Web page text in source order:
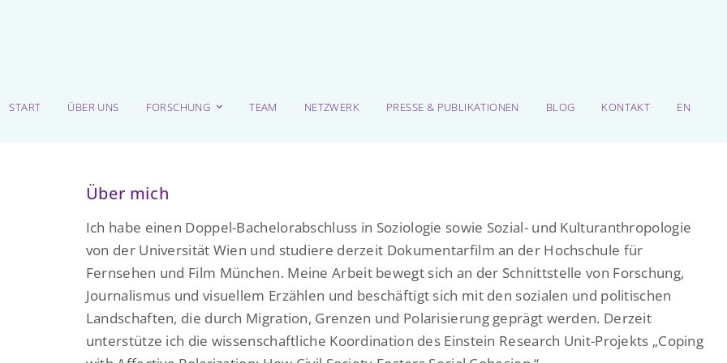
START ÜBER UNS FORSCHUNG TEAM NETZWERK PRESSE & PUBLIKATIONEN BLOG KONTAKT EN
Über mich
Ich habe einen Doppel-Bachelorabschluss in Soziologie sowie Sozial- und Kulturanthropologie
von der Universität Wien und studiere derzeit Dokumentarfilm an der Hochschule für
Fernsehen und Film München. Meine Arbeit bewegt sich an der Schnittstelle von Forschung,
Journalismus und visuellem Erzählen und beschäftigt sich mit den sozialen und politischen
Landschaften, die durch Migration, Grenzen und Polarisierung geprägt werden. Derzeit
unterstütze ich die wissenschaftliche Koordination des Einstein Research Unit-Projekts „Coping